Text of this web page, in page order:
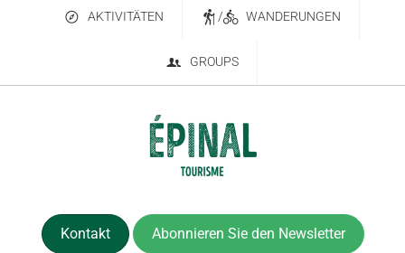
AKTIVITÄTEN / WANDERUNGEN
GROUPS
Kontakt Abonnieren Sie den Newsletter